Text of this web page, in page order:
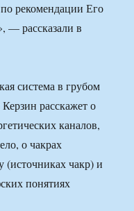
рекомендации Его
— рассказали в
система в грубом
расскажет о
каналов,
о чакрах
(источниках чакр) и
понятиях